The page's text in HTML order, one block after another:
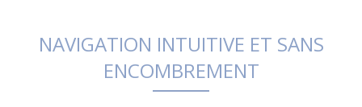
NAVIGATION INTUITIVE ET SANS
ENCOMBREMENT